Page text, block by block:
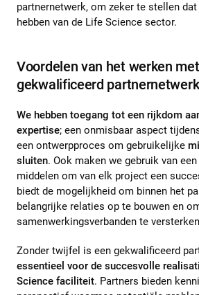
partnernetwerk, om zeker te stellen
hebben van de Life Science sector.
Voordelen van het werken
gekwalificeerd partnernetwerk
We hebben toegang tot een rijkdom
expertise; een onmisbaar aspect
een ontwerpproces om gebruikelijke
sluiten. Ook maken we gebruik van
middelen om van elk project een
biedt de mogelijkheid om binnen het
belangrijke relaties op te bouwen en
samenwerkingsverbanden te
Zonder twijfel is een gekwalificeerd
essentieel voor de succesvolle
Science faciliteit. Partners bieden